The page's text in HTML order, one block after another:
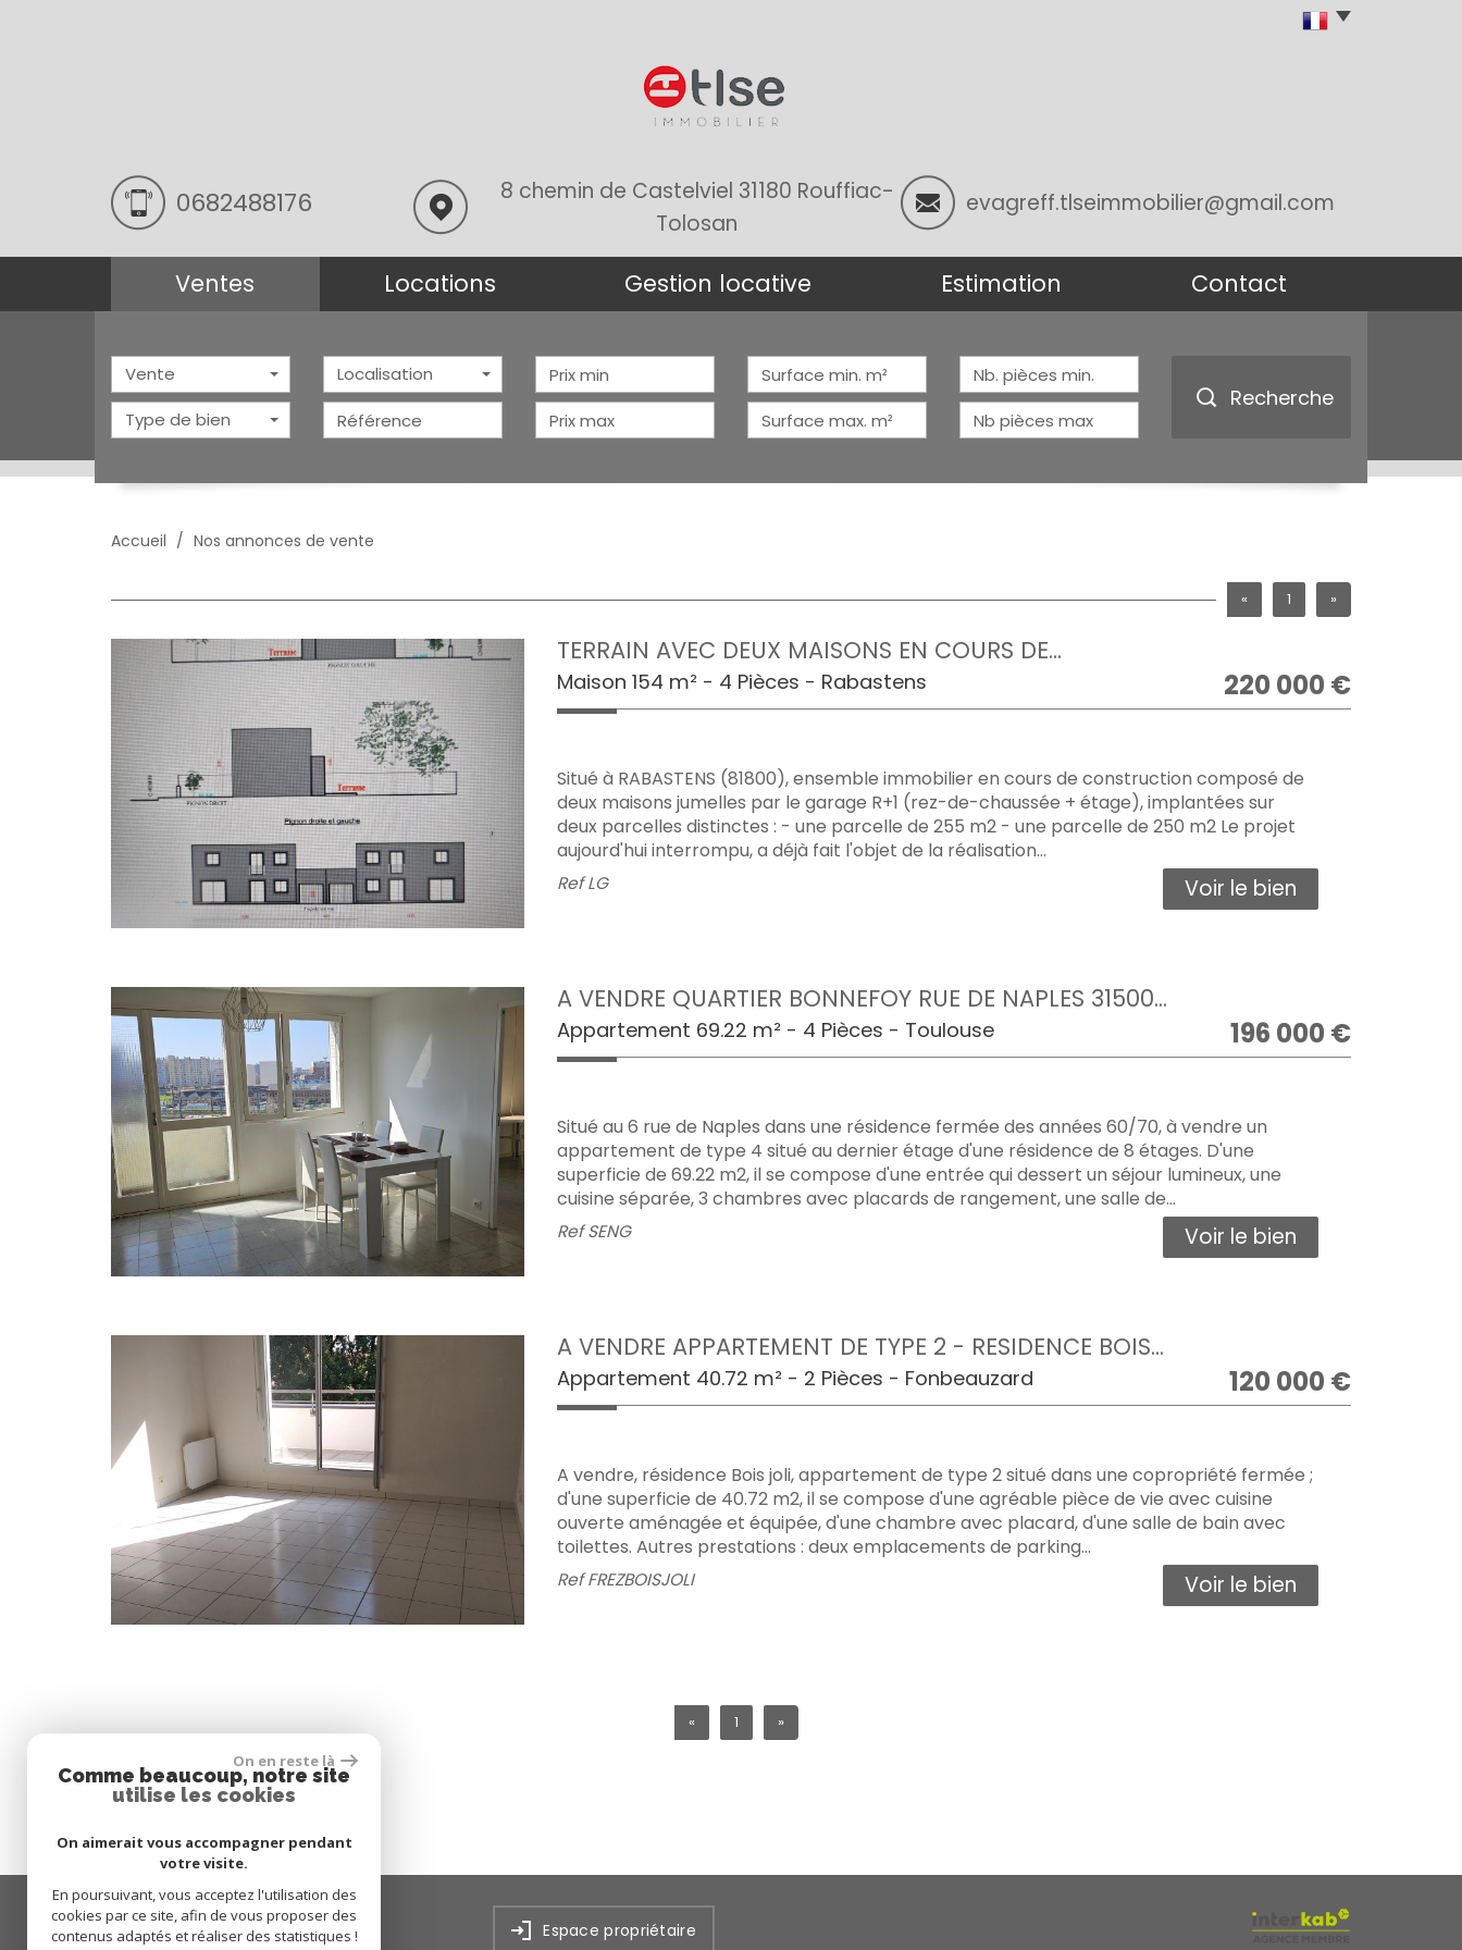
0682488176
8 chemin de Castelviel 31180 Rouffiac-
Tolosan
evagreff.tlseimmobilier@gmail.com
ventes locations gestion locative estimation contact
Vente
Type de bien
Localisation
Recherche
Accueil Nos annonces de vente
« 1 »
TERRAIN AVEC DEUX MAISONS EN COURS DE...
Maison 154 m² - 4 Pièces - Rabastens 220 000 €
Situé à RABASTENS (81800), ensemble immobilier en cours de construction composé de
deux maisons jumelles par le garage R+1 (rez-de-chaussée + étage), implantées sur
deux parcelles distinctes : - une parcelle de 255 m2 - une parcelle de 250 m2 Le projet
aujourd'hui interrompu, a déjà fait l'objet de la réalisation...
RefLG Voir le bien
A VENDRE QUARTIER BONNEFOY RUE DE NAPLES 31500...
Appartement 69.22 m² - 4 Pièces - Toulouse 196 000 €
Situé au 6 rue de Naples dans une résidence fermée des années 60/70, à vendre un
appartement de type 4 situé au dernier étage d'une résidence de 8 étages. D'une
superficie de 69.22 m2, il se compose d'une entrée qui dessert un séjour lumineux, une
cuisine séparée, 3 chambres avec placards de rangement, une salle de...
RefSENG Voir le bien
A VENDRE APPARTEMENT DE TYPE 2 - RESIDENCE BOIS...
Appartement 40.72 m² - 2 Pièces - Fonbeauzard 120 000 €
A vendre, résidence Bois joli, appartement de type 2 situé dans une copropriété fermée ;
d'une superficie de 40.72 m2, il se compose d'une agréable pièce de vie avec cuisine
ouverte aménagée et équipée, d'une chambre avec placard, d'une salle de bain avec
toilettes. Autres prestations : deux emplacements de parking...
RefFREZBOISJOLI Voir le bien
« 1 »
* CC : Charges comprises
Espace propriétaire
On en reste là
Comme beaucoup, notre site
utilise les cookies
On aimerait vous accompagner pendant
votre visite.
En poursuivant, vous acceptez l'utilisation des
cookies par ce site, afin de vous proposer des
contenus adaptés et réaliser des statistiques !